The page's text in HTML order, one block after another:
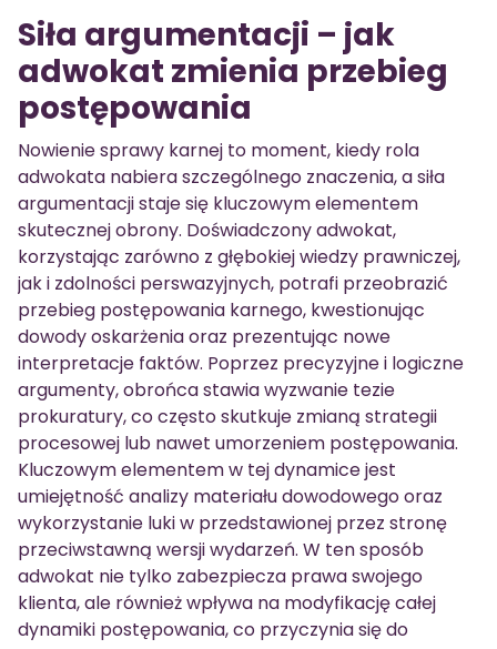
Siła argumentacji – jak
adwokat zmienia przebieg
postępowania
Nowienie sprawy karnej to moment, kiedy rola
adwokata nabiera szczególnego znaczenia, a siła
argumentacji staje się kluczowym elementem
skutecznej obrony. Doświadczony adwokat,
korzystając zarówno z głębokiej wiedzy prawniczej,
jak i zdolności perswazyjnych, potrafi przeobrazić
przebieg postępowania karnego, kwestionując
dowody oskarżenia oraz prezentując nowe
interpretacje faktów. Poprzez precyzyjne i logiczne
argumenty, obrońca stawia wyzwanie tezie
prokuratury, co często skutkuje zmianą strategii
procesowej lub nawet umorzeniem postępowania.
Kluczowym elementem w tej dynamice jest
umiejętność analizy materiału dowodowego oraz
wykorzystanie luki w przedstawionej przez stronę
przeciwstawną wersji wydarzeń. W ten sposób
adwokat nie tylko zabezpiecza prawa swojego
klienta, ale również wpływa na modyfikację całej
dynamiki postępowania, co przyczynia się do